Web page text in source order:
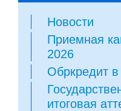
Новости
Приемная
2026
Обркредит
итоговая